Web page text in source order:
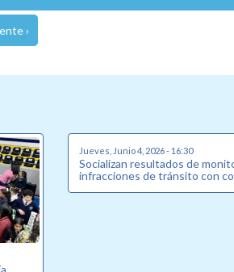
›
Jueves, Junio 4, 2026 - 16:30
Socializan resultados de
infracciones de tránsito con